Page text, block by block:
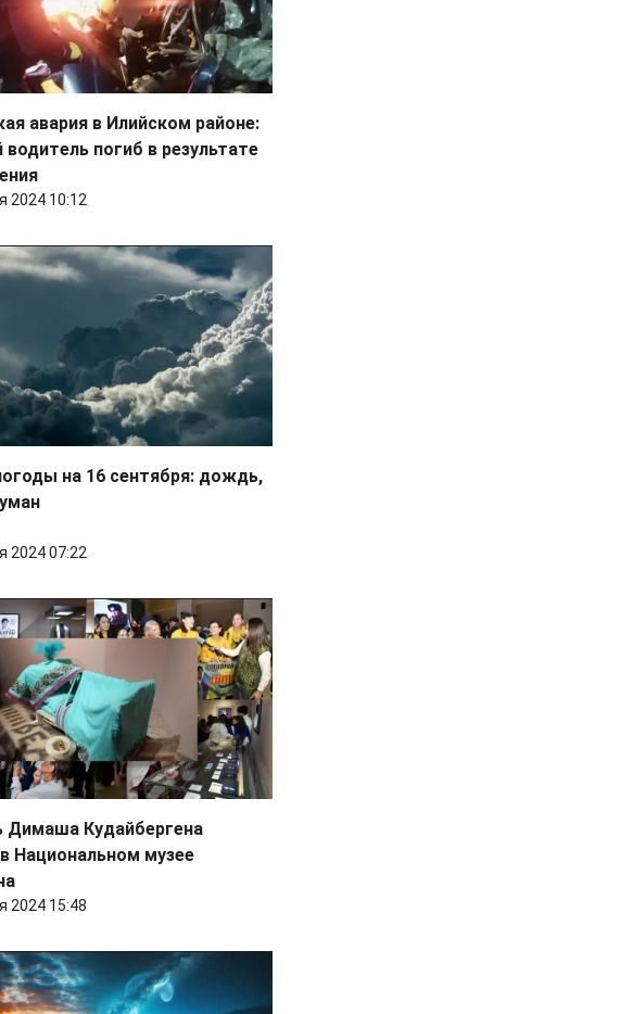
авария в Илийском районе:
водитель погиб в результате
2024 10:12
на 16 сентября: дождь,
2024 07:22
Димаша Кудайбергена
Национальном музее
2024 15:48